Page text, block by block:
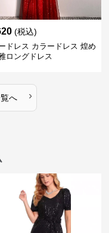
(税込)
ドレス カラードレス 煌め
ロングドレス
へ ›